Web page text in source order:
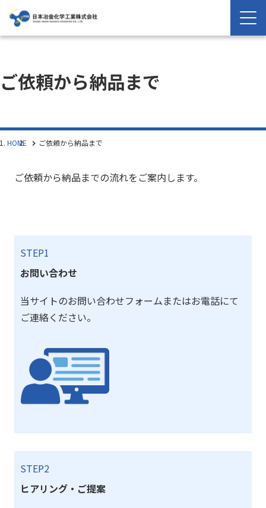
ご依頼から納品まで
HOME ご依頼から納品まで
ご依頼から納品までの流れをご案内します。
STEP1
お問い合わせ
当サイトのお問い合わせフォームまたはお電話にて
ご連絡ください。
STEP2
ヒアリング・ご提案